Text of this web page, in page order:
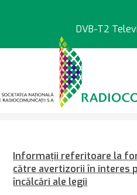
DVB-T2
>
Informaţii referitoare la
către avertizorii în interes
încălcări ale legii